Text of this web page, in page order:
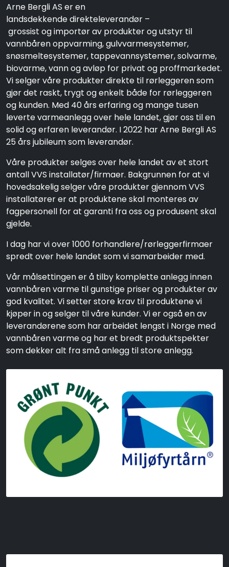
Arne Bergli AS er en
landsdekkende direkteleverandør –
grossist og importør av produkter og utstyr til
vannbåren oppvarming, gulvvarmesystemer,
snøsmeltesystemer, tappevannsystemer, solvarme,
biovarme, vann og avløp for privat og proffmarkedet.
Vi selger våre produkter direkte til rørleggeren som
gjør det raskt, trygt og enkelt både for rørleggeren
og kunden. Med 40 års erfaring og mange tusen
leverte varmeanlegg over hele landet, gjør oss til en
solid og erfaren leverandør. I 2022 har Arne Bergli AS
25 års jubileum som leverandør.
Våre produkter selges over hele landet av et stort
antall VVS installatør/firmaer. Bakgrunnen for at vi
hovedsakelig selger våre produkter gjennom VVS
installatører er at produktene skal monteres av
fagpersonell for at garanti fra oss og produsent skal
gjelde.
I dag har vi over 1000 forhandlere/rørleggerfirmaer
spredt over hele landet som vi samarbeider med.
Vår målsettingen er å tilby komplette anlegg innen
vannbåren varme til gunstige priser og produkter av
god kvalitet. Vi setter store krav til produktene vi
kjøper in og selger til våre kunder. Vi er også en av
leverandørene som har arbeidet lengst i Norge med
vannbåren varme og har et bredt produktspekter
som dekker alt fra små anlegg til store anlegg.